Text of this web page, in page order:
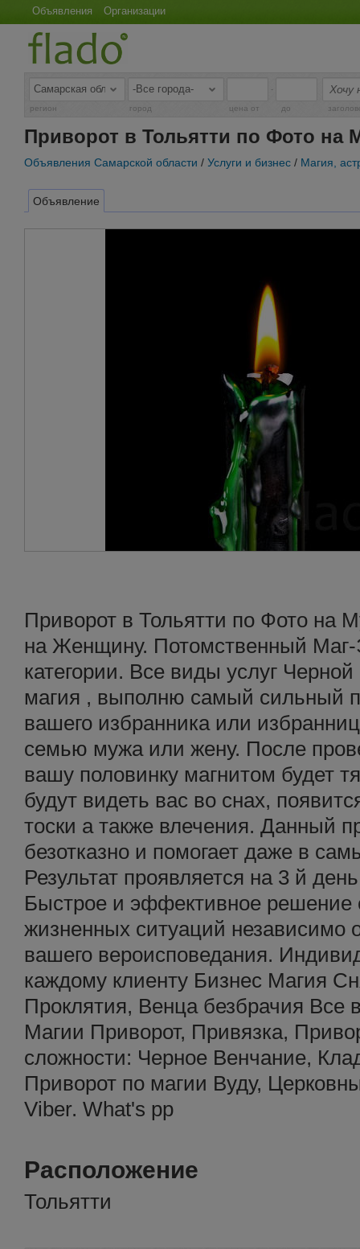
Объявления Организации
-
регион город цена от до
Приворот в Тольятти по Фото
Объявления Самарской области / Услуги и бизнес / Магия,
Объявление
Приворот в Тольятти по Фото на
на Женщину. Потомственный
категории. Все виды услуг
магия , выполню самый сильный
вашего избранника или
семью мужа или жену. После
вашу половинку магнитом будет
будут видеть вас во снах,
тоски а также влечения. Данный
безотказно и помогает даже в
Результат проявляется на 3 й
Быстрое и эффективное
жизненных ситуаций независимо
вашего вероисповедания.
каждому клиенту Бизнес Магия
Проклятия, Венца безбрачия Все
Магии Приворот, Привязка,
сложности: Черное Венчание,
Приворот по магии Вуду,
Viber. What's pp
Расположение
Тольятти